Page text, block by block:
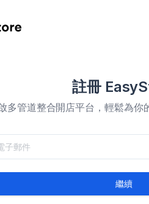
註冊
多管道整合開店平台，輕鬆為你
繼續